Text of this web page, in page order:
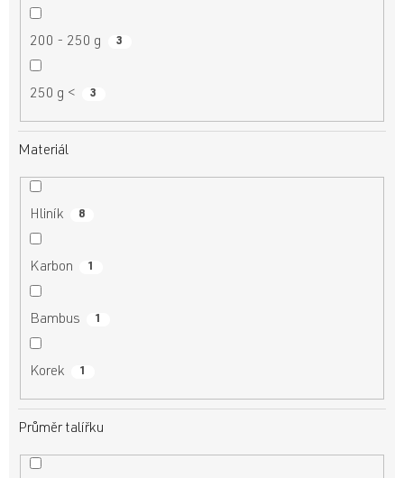
200 - 250 g 3
250 g < 3
Materiál
Hliník 8
Karbon 1
Bambus 1
Korek 1
Průměr talířku